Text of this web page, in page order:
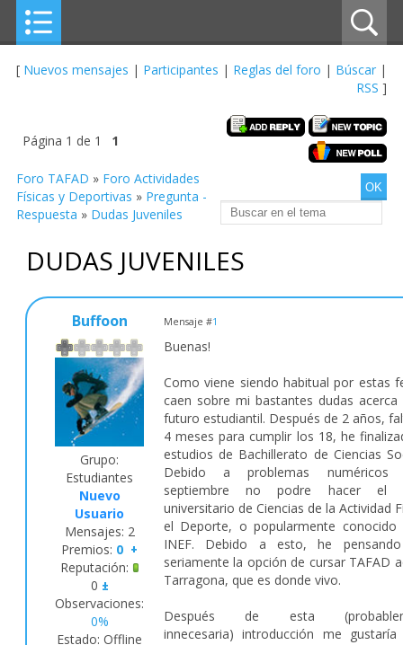
[ Nuevos mensajes | Participantes | Reglas del foro | Búscar |
RSS ]
Página 1 de 1 1
Foro TAFAD » Foro Actividades
Físicas y Deportivas » Pregunta -
Respuesta » Dudas Juveniles
DUDAS JUVENILES
Buffoon Mensaje #1
Grupo:
Estudiantes
Nuevo
Usuario
Mensajes: 2
Premios: 0 +
Reputación:
0 ±
Observaciones:
0%
Estado: Offline
Buenas!
Como viene siendo habitual por estas
caen sobre mi bastantes dudas
futuro estudiantil. Después de 2 años,
4 meses para cumplir los 18, he
estudios de Bachillerato de Ciencias
Debido a problemas
septiembre no podre hacer el
universitario de Ciencias de la Actividad
el Deporte, o popularmente conocido
INEF. Debido a esto, he
seriamente la opción de cursar TAFAD
Tarragona, que es donde vivo.
Después de esta
innecesaria) introducción me gustaría